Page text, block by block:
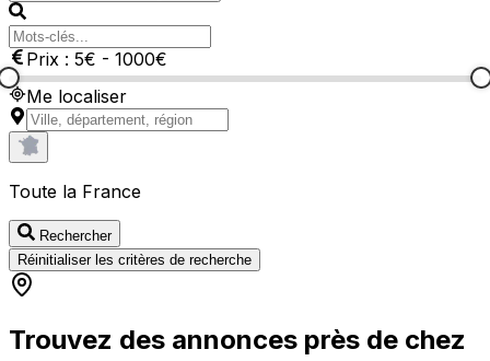
Prix : 5€ - 1000€
Me localiser
Toute la France
Rechercher
Réinitialiser les critères de recherche
Trouvez des annonces près de chez